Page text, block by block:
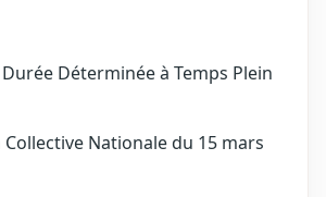
Déterminée à Temps Plein
Nationale du 15 mars